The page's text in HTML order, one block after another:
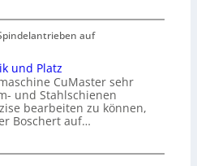
auf
und Platz
CuMaster sehr
und Stahlschienen
bearbeiten zu können,
Boschert auf…